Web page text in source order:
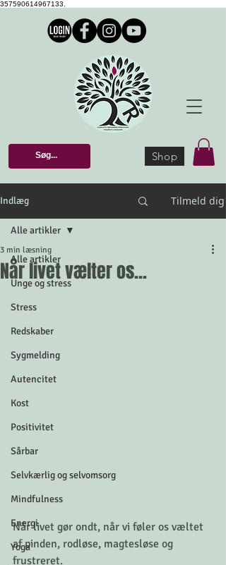
357590614967133.
Shop
Indlæg Tilmeld dig
Alle artikler
Unge og stress
Stress
Redskaber
Sygmelding
Autencitet
Kost
Positivitet
Sårbar
Selvkærlig og selvomsorg
Mindfulness
Energi
Yoga
Alle artikler
Når livet vælter os...
3 min læsning
Når livet gør ondt, når vi føler os væltet
af pinden, rodløse, magtesløse og
frustreret.